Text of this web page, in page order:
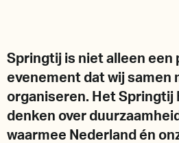
Springtij is niet alleen een
evenement dat wij samen
organiseren. Het Springtij
denken over
waarmee Nederland én